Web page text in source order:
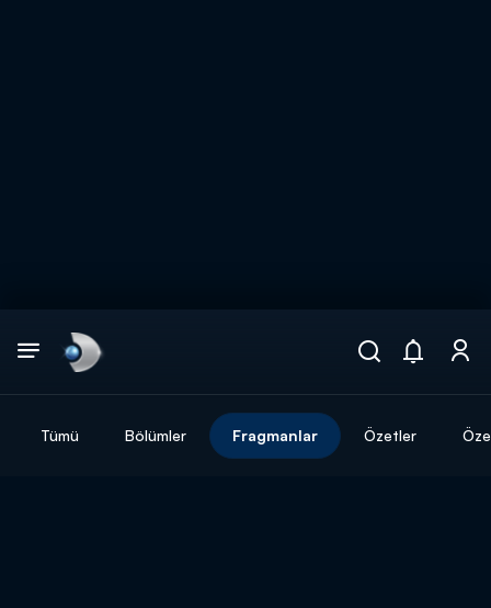
Tümü Bölümler Fragmanlar Özetler